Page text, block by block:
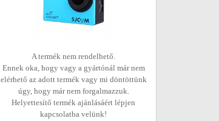
A termék nem rendelhető.
Ennek oka, hogy vagy a gyártónál már nem
elérhető az adott termék vagy mi döntöttünk
úgy, hogy már nem forgalmazzuk.
Helyettesítő termék ajánlásáért lépjen
kapcsolatba velünk!